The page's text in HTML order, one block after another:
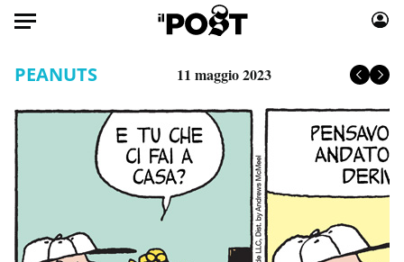
HOME
Mondo
Tecnologia
Internet
Moda
Libri
Consumismi
Storie/Idee
Ok Boomer!
PEANUTS 11 maggio 2023